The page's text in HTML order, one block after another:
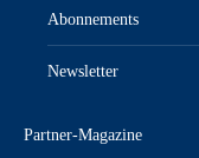
Abonnements
Newsletter
Partner-Magazine